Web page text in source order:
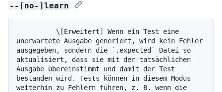
--[no-]learn
unerwartete Ausgabe generiert, wird kein Fehler
ausgegeben, sondern die `.expected`-Datei so
aktualisiert, dass sie mit der tatsächlichen
Ausgabe übereinstimmt und damit der Test
bestanden wird. Tests können in diesem Modus
weiterhin zu Fehlern führen, z. B. wenn die